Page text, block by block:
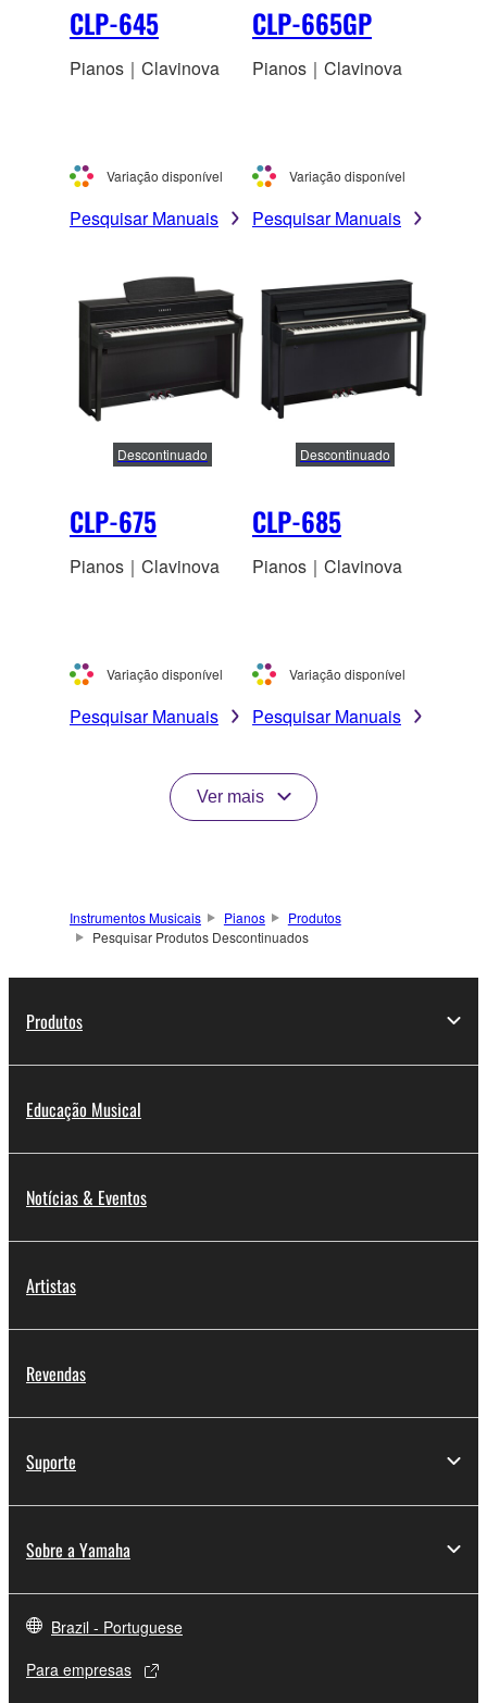
CLP-645
Pianos｜Clavinova
Variação disponível
Pesquisar Manuais
CLP-665GP
Pianos｜Clavinova
Variação disponível
Pesquisar Manuais
CLP-675
Descontinuado
Pianos｜Clavinova
Variação disponível
Pesquisar Manuais
CLP-685
Descontinuado
Pianos｜Clavinova
Variação disponível
Pesquisar Manuais
Ver mais
Instrumentos Musicais Pianos
Produtos
Pesquisar Produtos Descontinuados
Produtos
Educação Musical
Notícias & Eventos
Artistas
Revendas
Suporte
Sobre a Yamaha
Brazil - Portuguese
Para empresas